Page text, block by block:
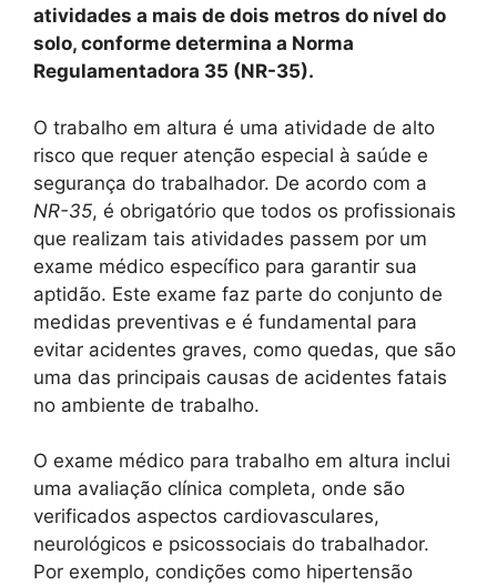
atividades a mais de dois metros do nível do
solo, conforme determina a Norma
Regulamentadora 35 (NR-35).
O trabalho em altura é uma atividade de alto
risco que requer atenção especial à saúde e
segurança do trabalhador. De acordo com a
NR-35, é obrigatório que todos os profissionais
que realizam tais atividades passem por um
exame médico específico para garantir sua
aptidão. Este exame faz parte do conjunto de
medidas preventivas e é fundamental para
evitar acidentes graves, como quedas, que são
uma das principais causas de acidentes fatais
no ambiente de trabalho.
O exame médico para trabalho em altura inclui
uma avaliação clínica completa, onde são
verificados aspectos cardiovasculares,
neurológicos e psicossociais do trabalhador.
Por exemplo, condições como hipertensão